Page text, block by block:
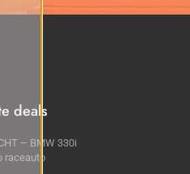
deals
– BMW 330i
raceauto